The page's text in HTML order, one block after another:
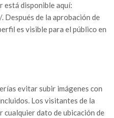
está disponible aquí:
de la aprobación de
es visible para el público en
evitar subir imágenes con
Los visitantes de la
cualquier dato de ubicación de